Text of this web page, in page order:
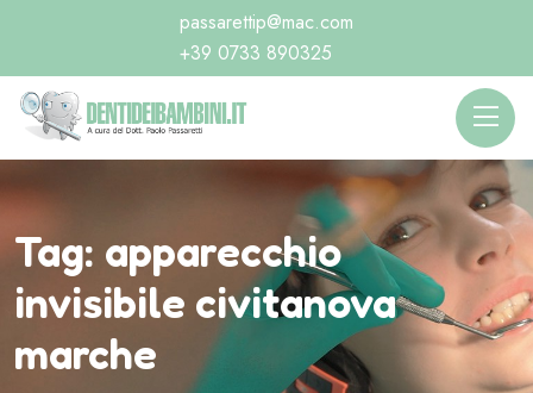
passarettip@mac.com
+39 0733 890325
Tag: apparecchio
invisibile civitanova
marche